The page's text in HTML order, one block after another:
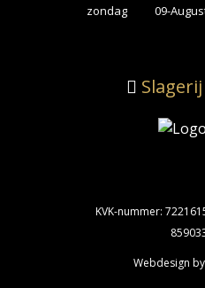
zondag
09-
KVK-nummer:
Webdesign